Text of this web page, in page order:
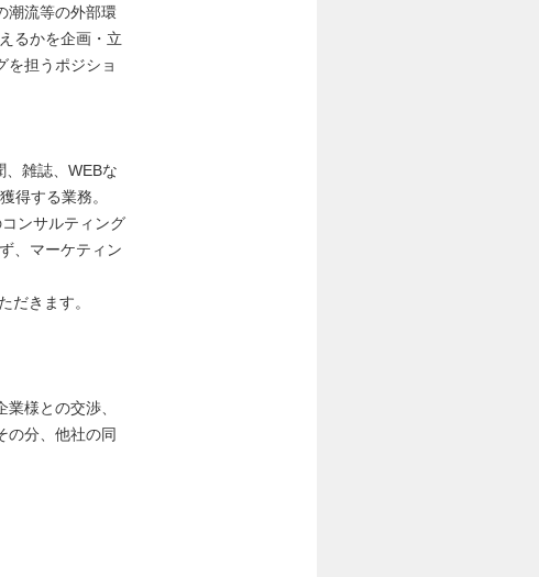
潮流等の外部環
るかを企画・立
を担うポジショ
、雑誌、WEBな
得する業務。
ンサルティング
、マーケティン
だきます。
様との交渉、
の分、他社の同